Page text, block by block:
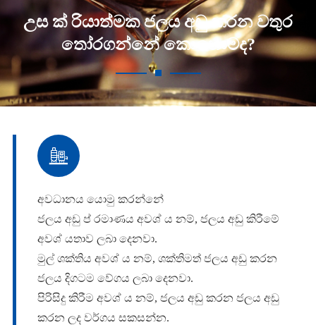
උස ක් රියාත්මක ජලය අඩු කරන වතුර
තෝරගන්නේ කොහොමද?

අවධානය යොමු කරන්නේ
ජලය අඩු ප් රමාණය අවශ් ය නම්, ජලය අඩු කිරීමේ
අවශ් යතාව ලබා දෙනවා.
මුල් ශක්තිය අවශ් ය නම්, ශක්තිමත් ජලය අඩු කරන
ජලය දිගටම වේගය ලබා දෙනවා.
පිරිසිදු කිරීම අවශ් ය නම්, ජලය අඩු කරන ජලය අඩු
කරන ලද වර්ගය සකසන්න.